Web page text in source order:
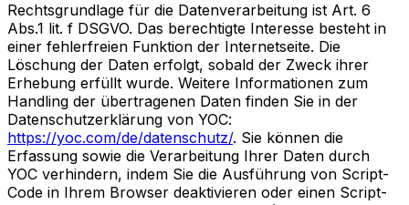
Rechtsgrundlage für die Datenverarbeitung ist Art. 6
Abs.1 lit. f DSGVO. Das berechtigte Interesse besteht in
einer fehlerfreien Funktion der Internetseite. Die
Löschung der Daten erfolgt, sobald der Zweck ihrer
Erhebung erfüllt wurde. Weitere Informationen zum
Handling der übertragenen Daten finden Sie in der
Datenschutzerklärung von YOC:
https://yoc.com/de/datenschutz/. Sie können die
Erfassung sowie die Verarbeitung Ihrer Daten durch
YOC verhindern, indem Sie die Ausführung von Script-
Code in Ihrem Browser deaktivieren oder einen Script-